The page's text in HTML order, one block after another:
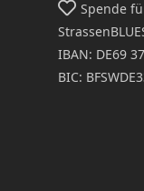
Spende
IBAN: DE69
BIC: